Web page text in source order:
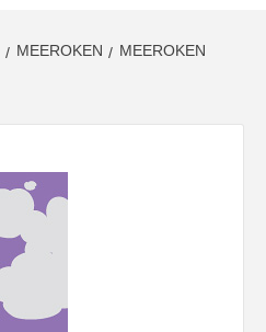
MEEROKEN MEEROKEN